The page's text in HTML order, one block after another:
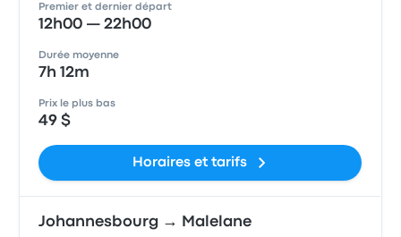
Premier et dernier départ
12h00 — 22h00
Durée moyenne
7h 12m
Prix le plus bas
49 $
Horaires et tarifs
Johannesbourg → Malelane